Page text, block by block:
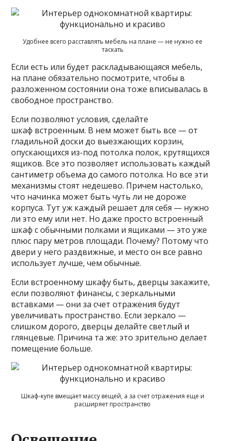
Удобнее всего расставлять мебель на плане — не нужно ее
таскать
Если есть или будет раскладывающаяся мебель,
на плане обязательно посмотрите, чтобы в
разложенном состоянии она тоже вписывалась в
свободное пространство.
Если позволяют условия, сделайте
шкаф встроенным. В нем может быть все — от
гладильной доски до выезжающих корзин,
опускающихся из-под потолка полок, крутящихся
ящиков. Все это позволяет использовать каждый
сантиметр объема до самого потолка. Но все эти
механизмы стоят недешево. Причем настолько,
что начинка может быть чуть ли не дороже
корпуса. Тут уж каждый решает для себя — нужно
ли это ему или нет. Но даже просто встроенный
шкаф с обычными полками и ящиками — это уже
плюс пару метров площади. Почему? Потому что
двери у него раздвижные, и место он все равно
использует лучше, чем обычные.
Если встроенному шкафу быть, дверцы закажите,
если позволяют финансы, с зеркальными
вставками — они за счет отражения будут
увеличивать пространство. Если зеркало —
слишком дорого, дверцы делайте светлый и
глянцевые. Причина та же: это зрительно делает
помещение больше.
Шкаф-купе вмещает массу вещей, а за счет отражения еще и
расширяет пространство